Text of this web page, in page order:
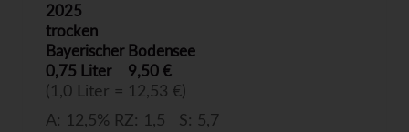
2025
trocken
Bayerischer Bodensee
0,75 Liter
9,50 €
(1,0 Liter = 12,53 €)
A: 12,5% RZ: 1,5 S: 5,7